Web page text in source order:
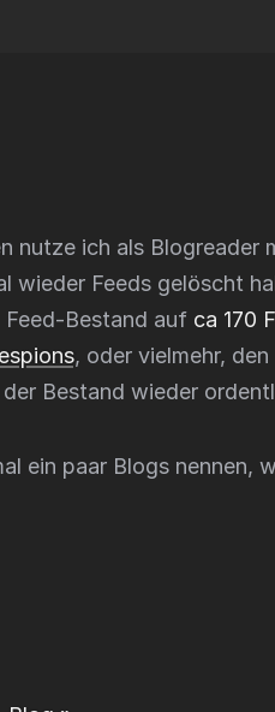
nutze ich als Blogreader
wieder Feeds gelöscht
Bestand auf ca 170
, oder vielmehr,
Bestand wieder
ein paar Blogs nennen,